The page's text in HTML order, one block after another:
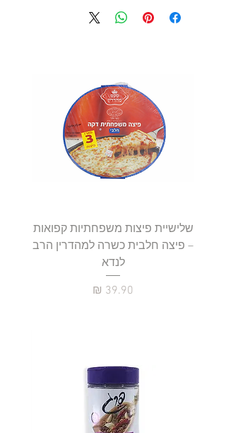
שלישיית פיצות משפחתיות קפואות
– פיצה חלבית כשרה למהדרין הרב
לנדא
מחיר